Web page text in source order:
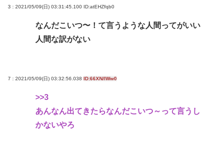
イチローの晩年(2011-2019)の成績、流石に擁護でき
ないwww
Powered by livedoor 相互RSS
3 : 2021/05/09(日) 03:31:45.100 ID:atEHZfqb0
なんだこいつ〜！て言うような人間ってがいい
人間な訳がない
7 : 2021/05/09(日) 03:32:56.038 ID:66XN/IWw0
>>3
あんなん出てきたらなんだこいつ～って言うし
かないやろ